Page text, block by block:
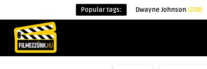
Popular tags: Dwayne Johnson (228)